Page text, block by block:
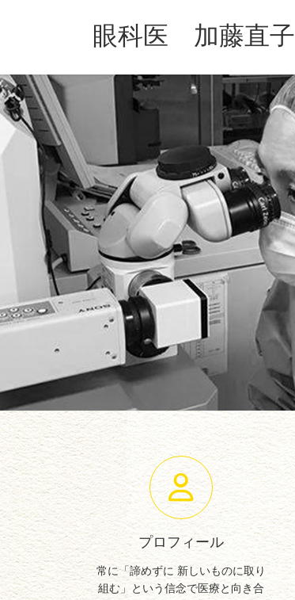
ツ
へ
ス
キ
シ
ョ
ン
に
眼科医 加藤直子
プロフィール
常に「諦めずに 新しいものに取り
組む」という信念で医療と向き合